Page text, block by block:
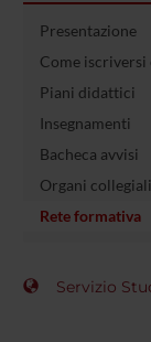
Presentazione
Come iscriversi
Piani didattici
Insegnamenti
Bacheca avvisi
Organi
Rete formativa
Servizio